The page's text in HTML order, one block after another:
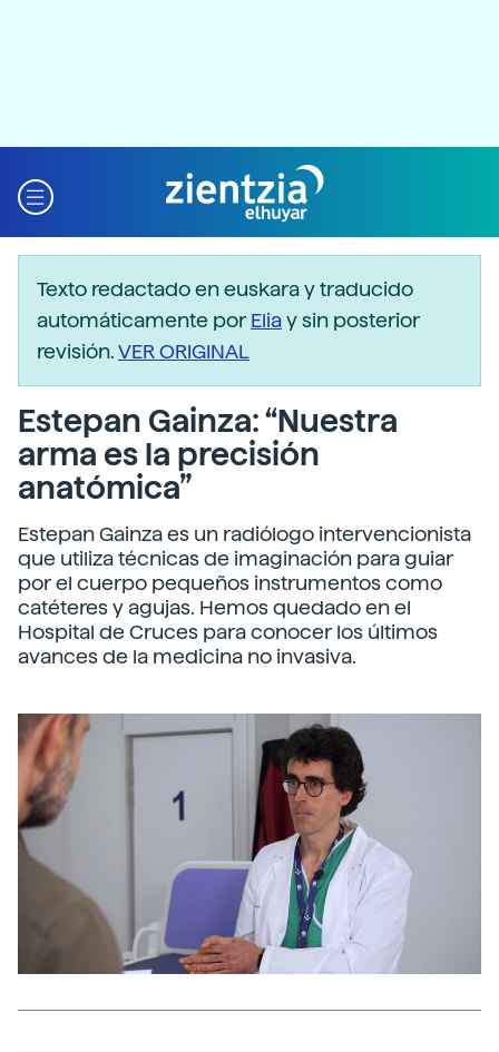
Texto redactado en euskara y traducido
automáticamente porEliay sin posterior
revisión.VER ORIGINAL
Estepan Gainza: “Nuestra
arma es la precisión
anatómica”
Estepan Gainza es un radiólogo intervencionista
que utiliza técnicas de imaginación para guiar
por el cuerpo pequeños instrumentos como
catéteres y agujas. Hemos quedado en el
Hospital de Cruces para conocer los últimos
avances de la medicina no invasiva.